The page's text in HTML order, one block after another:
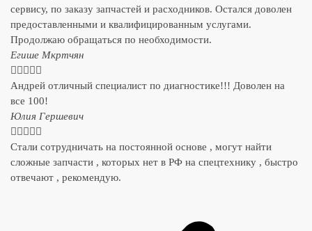
сервису, по заказу запчастей и расходников. Остался доволен
предоставленными и квалифицированным услугами.
Продолжаю обращаться по необходимости.
​Егише Мкртчян
    
Андрей отличный специалист по диагностике!!! Доволен на
все 100!
​Юлия Гершевич
    
Стали сотрудничать на постоянной основе , могут найти
сложные запчасти , которых нет в РФ на спецтехнику , быстро
отвечают , рекомендую.